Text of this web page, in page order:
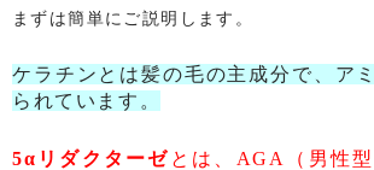
まずは簡単にご説明します。
ケラチンとは髪の毛の主成分で、ア
られています。
5αリダクターゼ とは、AGA（男性